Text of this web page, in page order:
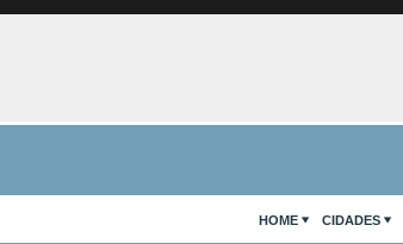
HOME CIDADES